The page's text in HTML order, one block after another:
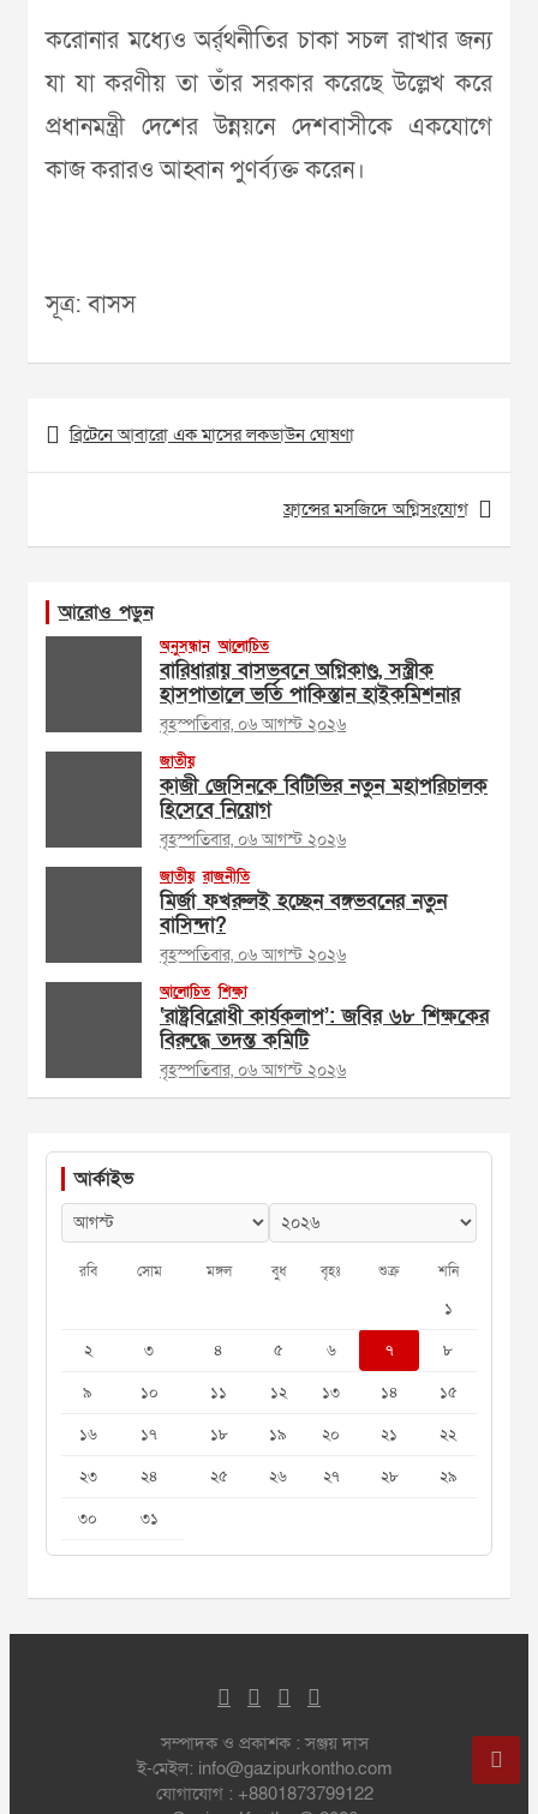
করোনার মধ্যেও অর্র্থনীতির চাকা সচল রাখার জন্য
যা যা করণীয় তা তাঁর সরকার করেছে উল্লেখ করে
প্রধানমন্ত্রী দেশের উন্নয়নে দেশবাসীকে একযোগে
কাজ করারও আহ্বান পুণর্ব্যক্ত করেন।
সূত্র: বাসস
Post
navigation
ব্রিটেনে আবারো এক মাসের লকডাউন ঘোষণা
ফ্রান্সের মসজিদে অগ্নিসংযোগ
আরোও পড়ুন
অনুসন্ধান আলোচিত
বারিধারায় বাসভবনে অগ্নিকাণ্ড, সস্ত্রীক
হাসপাতালে ভর্তি পাকিস্তান হাইকমিশনার
বৃহস্পতিবার, ০৬ আগস্ট ২০২৬
জাতীয়
কাজী জেসিনকে বিটিভির নতুন মহাপরিচালক
হিসেবে নিয়োগ
বৃহস্পতিবার, ০৬ আগস্ট ২০২৬
জাতীয় রাজনীতি
মির্জা ফখরুলই হচ্ছেন বঙ্গভবনের নতুন
বাসিন্দা?
বৃহস্পতিবার, ০৬ আগস্ট ২০২৬
আলোচিত শিক্ষা
‘রাষ্ট্রবিরোধী কার্যকলাপ’: জবির ৬৮ শিক্ষকের
বিরুদ্ধে তদন্ত কমিটি
বৃহস্পতিবার, ০৬ আগস্ট ২০২৬
আর্কাইভ
রবি সোম মঙ্গল বুধ বৃহঃ শুক্র শনি
১
২
৩ ৪ ৫ ৬ ৭
৮
৯
১০ ১১ ১২ ১৩ ১৪
১৫
১৬
১৭ ১৮ ১৯ ২০ ২১
২২
২৩
২৪ ২৫ ২৬ ২৭ ২৮
২৯
৩০
৩১
সম্পাদক ও প্রকাশক : সঞ্জয় দাস
ই-মেইল: info@gazipurkontho.com
যোগাযোগ : +8801873799122